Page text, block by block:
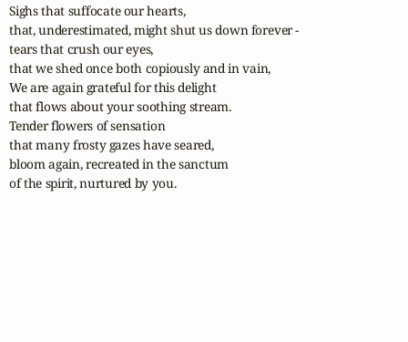
Sighs that suffocate our hearts,
that, underestimated, might shut us down forever -
tears that crush our eyes,
that we shed once both copiously and in vain,
We are again grateful for this delight
that flows about your soothing stream.
Tender flowers of sensation
that many frosty gazes have seared,
bloom again, recreated in the sanctum
of the spirit, nurtured by you.